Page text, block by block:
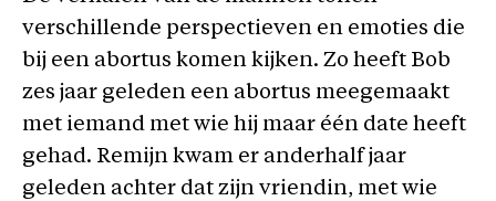
verschillende perspectieven en emoties die
bij een abortus komen kijken. Zo heeft Bob
zes jaar geleden een abortus meegemaakt
met iemand met wie hij maar één date heeft
gehad. Remijn kwam er anderhalf jaar
geleden achter dat zijn vriendin, met wie